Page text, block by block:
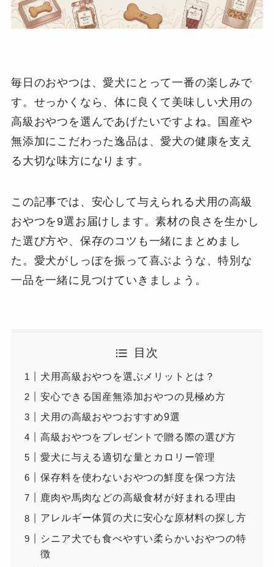
毎日のおやつは、愛犬にとって一番の楽しみで
す。せっかくなら、体に良くて美味しい犬用の
高級おやつを選んであげたいですよね。国産や
無添加にこだわった逸品は、愛犬の健康を支え
る大切な味方になります。
この記事では、安心して与えられる犬用の高級
おやつを9選お届けします。素材の良さを生かし
た選び方や、保存のコツも一緒にまとめまし
た。愛犬がしっぽを振って喜ぶような、特別な
一品を一緒に見つけていきましょう。
目次
犬用高級おやつを選ぶメリットとは？
安心できる国産無添加おやつの見極め方
犬用の高級おやつおすすめ9選
高級おやつをプレゼントで贈る際の選び方
愛犬に与える適切な量とカロリー管理
保存料を使わないおやつの鮮度を保つ方法
鹿肉や馬肉などの高級食材が好まれる理由
アレルギー体質の犬に安心な原材料の探し方
シニア犬でも食べやすい柔らかいおやつの特
徴